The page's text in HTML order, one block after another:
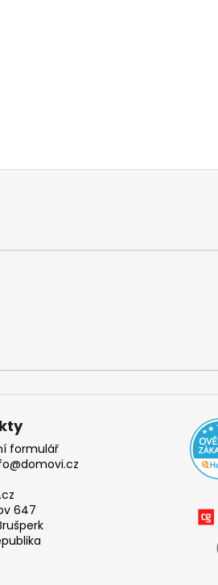
formulář
647